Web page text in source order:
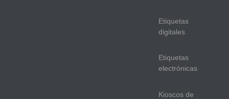
Etiquetas
digitales
Etiquetas
electrónicas
Kioscos de